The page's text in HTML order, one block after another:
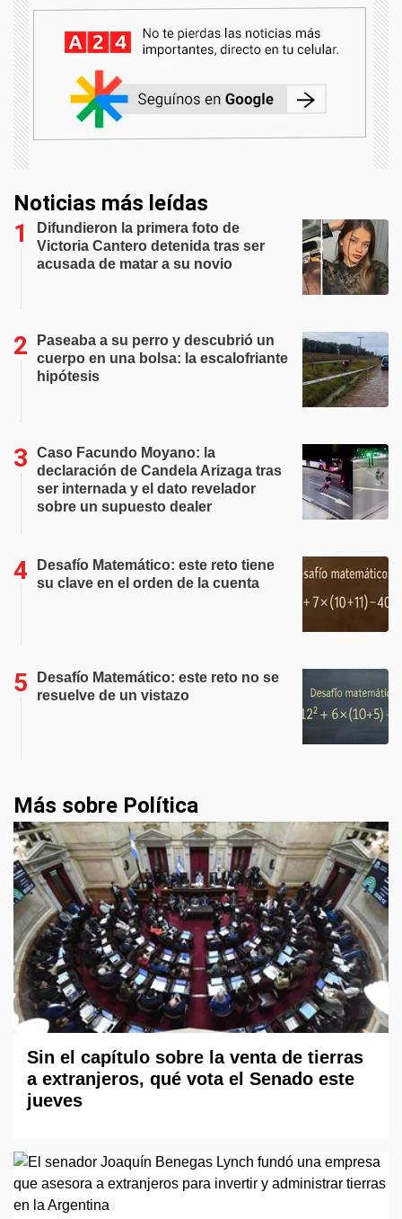
Noticias más leídas
Difundieron la primera foto de
Victoria Cantero detenida tras ser
acusada de matar a su novio
Paseaba a su perro y descubrió un
cuerpo en una bolsa: la escalofriante
hipótesis
Caso Facundo Moyano: la
declaración de Candela Arizaga tras
ser internada y el dato revelador
sobre un supuesto dealer
Desafío Matemático: este reto tiene
su clave en el orden de la cuenta
Desafío Matemático: este reto no se
resuelve de un vistazo
Más sobre Política
Sin el capítulo sobre la venta de tierras
a extranjeros, qué vota el Senado este
jueves